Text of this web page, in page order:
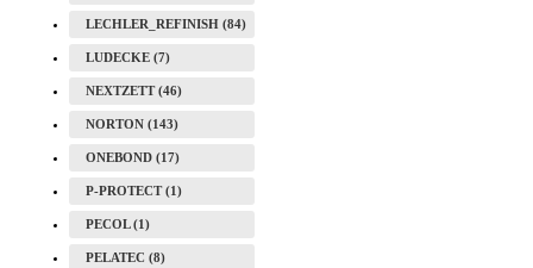
LECHLER_REFINISH (84)
LUDECKE (7)
NEXTZETT (46)
NORTON (143)
ONEBOND (17)
P-PROTECT (1)
PECOL (1)
PELATEC (8)